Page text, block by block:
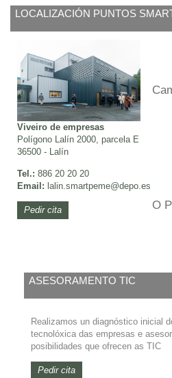
LOCALIZACIÓN PUNTOS
Viveiro de empresas
Polígono Lalín 2000, parcela E
36500 - Lalín
Tel.: 886 20 20 20
Email: lalin.smartpeme@depo.es
Pedir cita O
ASESORAMENTO TIC
Realizamos un diagnóstico inicial
tecnolóxica das empresas e
posibilidades que ofrecen as TIC
Pedir cita